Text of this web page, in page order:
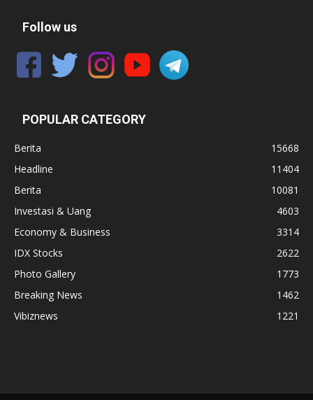
Follow us
POPULAR CATEGORY
Berita
15668
Headline
11404
Berita
10081
Investasi & Uang
4603
Economy & Business
3314
IDX Stocks
2622
Photo Gallery
1773
Breaking News
1462
Vibiznews
1221